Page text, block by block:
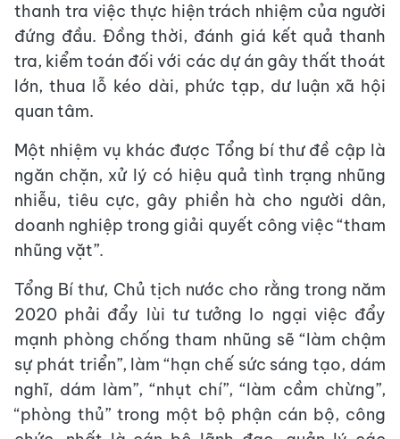
thanh tra việc thực hiện trách nhiệm của người
đứng đầu. Đồng thời, đánh giá kết quả thanh
tra, kiểm toán đối với các dự án gây thất thoát
lớn, thua lỗ kéo dài, phức tạp, dư luận xã hội
quan tâm.
Một nhiệm vụ khác được Tổng bí thư đề cập là
ngăn chặn, xử lý có hiệu quả tình trạng nhũng
nhiễu, tiêu cực, gây phiền hà cho người dân,
doanh nghiệp trong giải quyết công việc “tham
nhũng vặt”.
Tổng Bí thư, Chủ tịch nước cho rằng trong năm
2020 phải đẩy lùi tư tưởng lo ngại việc đẩy
mạnh phòng chống tham nhũng sẽ “làm chậm
sự phát triển”, làm “hạn chế sức sáng tạo, dám
nghĩ, dám làm”, “nhụt chí”, “làm cầm chừng”,
“phòng thủ” trong một bộ phận cán bộ, công